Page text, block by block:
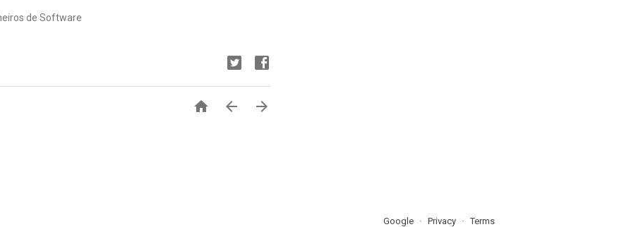
de Software
  
Google Privacy Terms